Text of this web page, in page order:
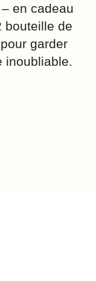
en cadeau
bouteille de
garder
inoubliable.